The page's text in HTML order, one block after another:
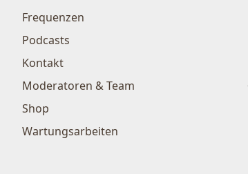
Frequenzen
Podcasts
Kontakt
Moderatoren & Team
Shop
Wartungsarbeiten